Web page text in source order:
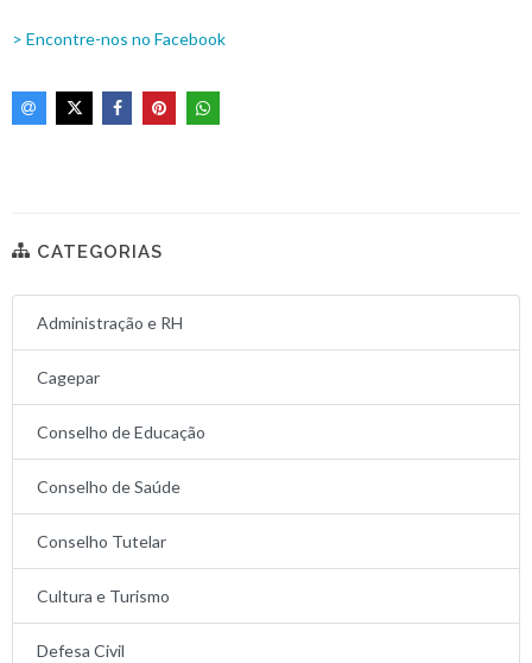
> Encontre-nos no Facebook
CATEGORIAS
Administração e RH
Cagepar
Conselho de Educação
Conselho de Saúde
Conselho Tutelar
Cultura e Turismo
Defesa Civil